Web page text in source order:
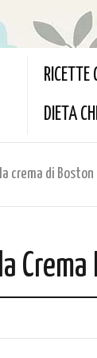
RICETTE
DIETA
crema di Boston
Crema